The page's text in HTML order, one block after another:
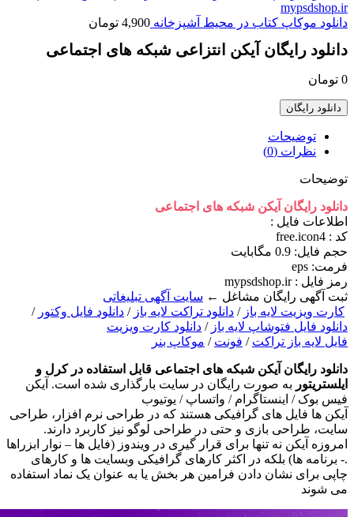
دانلود موکاپ کتاب در محیط آشپزخانه 4,900 تومان
دانلود رایگان آیکن انتزاعی شبکه های اجتماعی
0 تومان
دانلود رایگان
توضیحات
نظرات (0)
توضیحات
دانلود رایگان آیکن شبکه های اجتماعی
اطلاعات فايل :
کد : free.icon4
حجم فايل: 0.9 مگابایت
فرمت: eps
رمز فایل : mypsdshop.ir
ثبت آگهی رایگان مشاغل ← سایت آگهی تبلیغاتی
کارت ویزیت لایه باز / دانلود تراکت لایه باز / دانلود فایل وکتور /
دانلود فایل فتوشاپ لایه باز / دانلود کارت ویزیت
فایل لایه باز تراکت / فونت / موکاپ بنر
دانلود رایگان آیکن شبکه های اجتماعی قابل استفاده در کرل و
ایلستریتور به صورت رایگان در سایت بارگذاری شده است. آیکن
فیس بوک / اینستاگرام / واتساپ / یوتیوب
آیکن ها فایل های گرافیکی هستند که در طراحی نرم افزار، طراحی
سایت، طراحی بازی و حتی در طراحی لوگو نیز کاربرد دارند.
امروزه آیکن نه تنها برای قرار گیری در ویندوز (فایل ها – نوار ابزراها
.- برنامه ها) بلکه در اکثر کارهای گرافیکی وبسایت ها و کارهای
چاپی برای نشان دادن فرامین هر بخش یا به عنوان یک نماد استفاده
می شوند